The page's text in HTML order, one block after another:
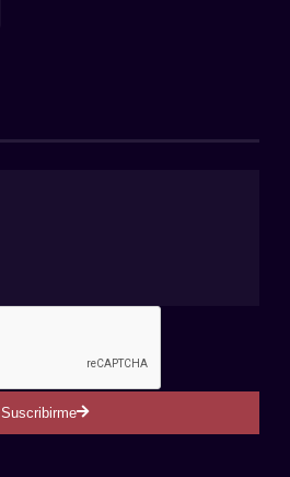
Suscribirme